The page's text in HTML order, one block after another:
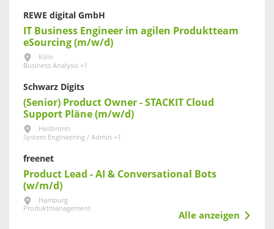
REWE digital GmbH
IT Business Engineer im agilen Produktteam
eSourcing (m/w/d)
Köln
Business Analysis +1
Schwarz Digits
(Senior) Product Owner - STACKIT Cloud
Support Pläne (m/w/d)
Heilbronn
System Engineering / Admin +1
freenet
Product Lead - AI & Conversational Bots
(w/m/d)
Hamburg
Produktmanagement
Alle anzeigen